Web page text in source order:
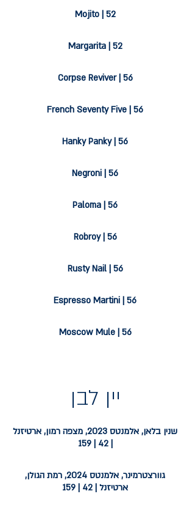
Mojito | 52
Margarita | 52
Corpse Reviver | 56
French Seventy Five | 56
Hanky Panky | 56
Negroni | 56
Paloma | 56
Robroy | 56
Rusty Nail | 56
Espresso Martini | 56
Moscow Mule | 56
יין לבן
שנין בלאן, אלמנטס 2023, מצפה רמון, ארטיזנל
| 42 | 159
גוורצטרמינר, אלמנטס 2024, רמת הגולן,
ארטיזנל | 42 | 159